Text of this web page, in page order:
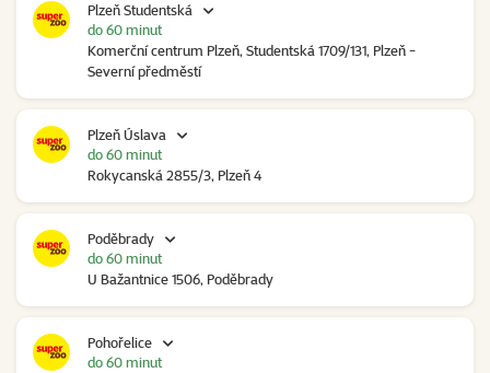
Plzeň Studentská
Komerční centrum Plzeň, Studentská 1709/131, Plzeň -
Severní předměstí
do 60 minut
Plzeň Úslava
Rokycanská 2855/3, Plzeň 4
do 60 minut
Poděbrady
U Bažantnice 1506, Poděbrady
do 60 minut
Pohořelice
do 60 minut